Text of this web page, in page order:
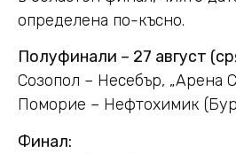
определена по-късно.
Полуфинали – 27 август
Созопол – Несебър, „Арена
Поморие – Нефтохимик
Финал: